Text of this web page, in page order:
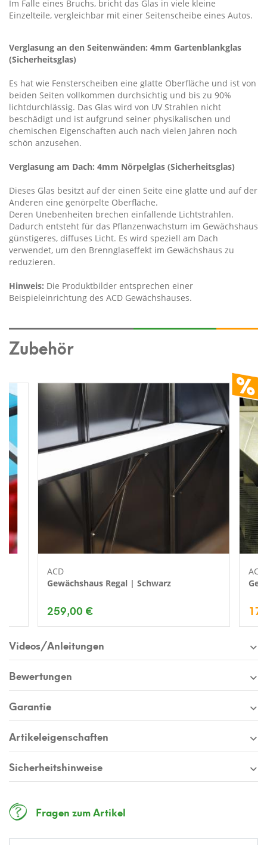
Im Falle eines Bruchs, bricht das Glas in viele kleine
Einzelteile, vergleichbar mit einer Seitenscheibe eines Autos.
Verglasung an den Seitenwänden: 4mm Gartenblankglas
(Sicherheitsglas)
Es hat wie Fensterscheiben eine glatte Oberfläche und ist von
beiden Seiten vollkommen durchsichtig und bis zu 90%
lichtdurchlässig. Das Glas wird von UV Strahlen nicht
beschädigt und ist aufgrund seiner physikalischen und
chemischen Eigenschaften auch nach vielen Jahren noch
schön anzusehen.
Verglasung am Dach: 4mm Nörpelglas (Sicherheitsglas)
Dieses Glas besitzt auf der einen Seite eine glatte und auf der
Anderen eine genörpelte Oberfläche.
Deren Unebenheiten brechen einfallende Lichtstrahlen.
Dadurch entsteht für das Pflanzenwachstum im Gewächshaus
günstigeres, diffuses Licht. Es wird speziell am Dach
verwendet, um den Brennglaseffekt im Gewächshaus zu
reduzieren.
Hinweis: Die Produktbilder entsprechen einer
Beispieleinrichtung des ACD Gewächshauses.
Zubehör
ACD
Gewächshaus Regal | Schwarz
259,00 €
ACD
Videos/Anleitungen
Bewertungen
Garantie
Artikeleigenschaften
Sicherheitshinweise
Fragen zum Artikel